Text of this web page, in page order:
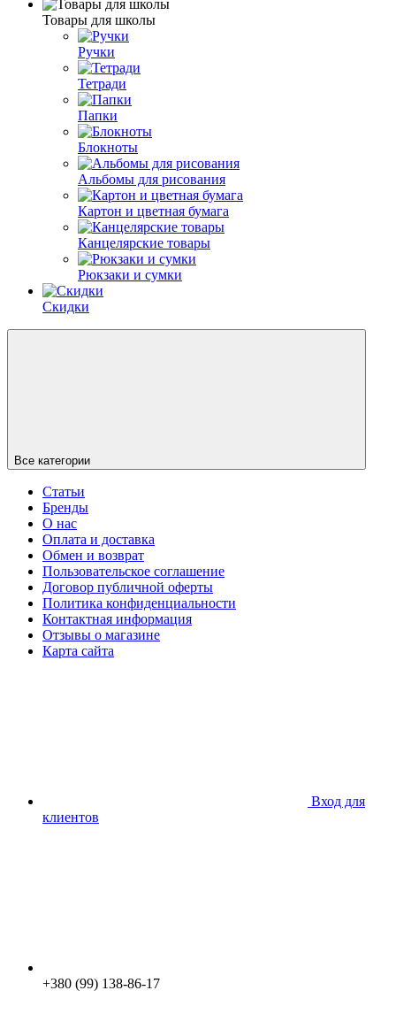
Товары для школы
Ручки
Тетради
Папки
Блокноты
Альбомы для рисования
Картон и цветная бумага
Канцелярские товары
Рюкзаки и сумки
Скидки
Все категории
Статьи
Бренды
О нас
Оплата и доставка
Обмен и возврат
Пользовательское соглашение
Договор публичной оферты
Политика конфиденциальности
Контактная информация
Отзывы о магазине
Карта сайта
Вход для
клиентов
+380 (99) 138-86-17